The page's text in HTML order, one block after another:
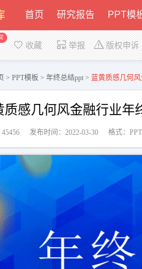
首页 研究报告 PPT模
收藏 举报 版权申诉
> PPT模板 > 年终总结ppt > 蓝黄质感几何
质感几何风金融行业年
发布时间：2022-03-30 格式：